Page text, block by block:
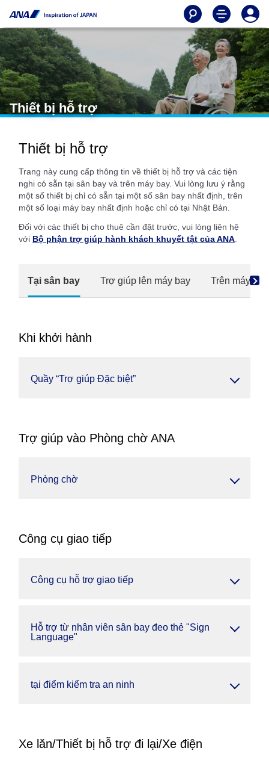
Thiết bị hỗ trợ
Thiết bị hỗ trợ
Trang này cung cấp thông tin về thiết bị hỗ trợ và các tiện
nghi có sẵn tại sân bay và trên máy bay. Vui lòng lưu ý rằng
một số thiết bị chỉ có sẵn tại một số sân bay nhất định, trên
một số loại máy bay nhất định hoặc chỉ có tại Nhật Bản.
Đối với các thiết bị cho thuê cần đặt trước, vui lòng liên hệ
với Bộ phận trợ giúp hành khách khuyết tật của ANA
Tại sân bay Trợ giúp lên máy bay Trên máy bay
Khi khởi hành
Quầy “Trợ giúp Đặc biệt”
Trợ giúp vào Phòng chờ ANA
Phòng chờ
Công cụ giao tiếp
Công cụ hỗ trợ giao tiếp
Hỗ trợ từ nhân viên sân bay đeo thẻ "Sign
Language"
tại điểm kiểm tra an ninh
Xe lăn/Thiết bị hỗ trợ đi lại/Xe điện